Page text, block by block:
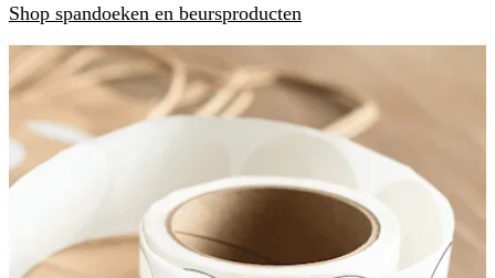
Shop spandoeken en beursproducten